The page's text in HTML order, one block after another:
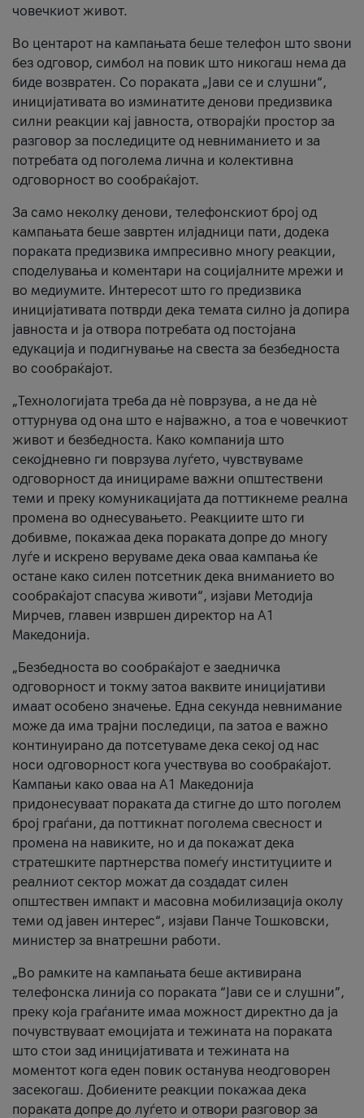
човечкиот живот.
Во центарот на кампањата беше телефон што ѕвони
без одговор, симбол на повик што никогаш нема да
биде возвратен. Со пораката „Јави се и слушни“,
иницијативата во изминатите денови предизвика
силни реакции кај јавноста, отворајќи простор за
разговор за последиците од невниманието и за
потребата од поголема лична и колективна
одговорност во сообраќајот.
За само неколку денови, телефонскиот број од
кампањата беше завртен илјадници пати, додека
пораката предизвика импресивно многу реакции,
споделувања и коментари на социјалните мрежи и
во медиумите. Интересот што го предизвика
иницијативата потврди дека темата силно ја допира
јавноста и ја отвора потребата од постојана
едукација и подигнување на свеста за безбедноста
во сообраќајот.
„Технологијата треба да нè поврзува, а не да нè
оттурнува од она што е најважно, а тоа е човечкиот
живот и безбедноста. Како компанија што
секојдневно ги поврзува луѓето, чувствуваме
одговорност да иницираме важни општествени
теми и преку комуникацијата да поттикнеме реална
промена во однесувањето. Реакциите што ги
добивме, покажаа дека пораката допре до многу
луѓе и искрено веруваме дека оваа кампања ќе
остане како силен потсетник дека вниманието во
сообраќајот спасува животи“, изјави Методија
Мирчев, главен извршен директор на А1
Македонија.
„Безбедноста во сообраќајот е заедничка
одговорност и токму затоа ваквите иницијативи
имаат особено значење. Една секунда невнимание
може да има трајни последици, па затоа е важно
континуирано да потсетуваме дека секој од нас
носи одговорност кога учествува во сообраќајот.
Кампањи како оваа на A1 Македонија
придонесуваат пораката да стигне до што поголем
број граѓани, да поттикнат поголема свесност и
промена на навиките, но и да покажат дека
стратешките партнерства помеѓу институциите и
реалниот сектор можат да создадат силен
општествен импакт и масовна мобилизација околу
теми од јавен интерес“, изјави Панче Тошковски,
министер за внатрешни работи.
„Во рамките на кампањата беше активирана
телефонска линија со пораката “Јави се и слушни”,
преку која граѓаните имаа можност директно да ја
почувствуваат емоцијата и тежината на пораката
што стои зад иницијативата и тежината на
моментот кога еден повик останува неодговорен
засекогаш. Добиените реакции покажаа дека
пораката допре до луѓето и отвори разговор за